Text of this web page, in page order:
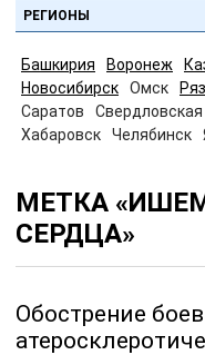
РЕГИОНЫ
Башкирия Воронеж
Новосибирск
Омск
Саратов
Свердловская
Хабаровск
Челябинск
МЕТКА
СЕРДЦА»
Обострение